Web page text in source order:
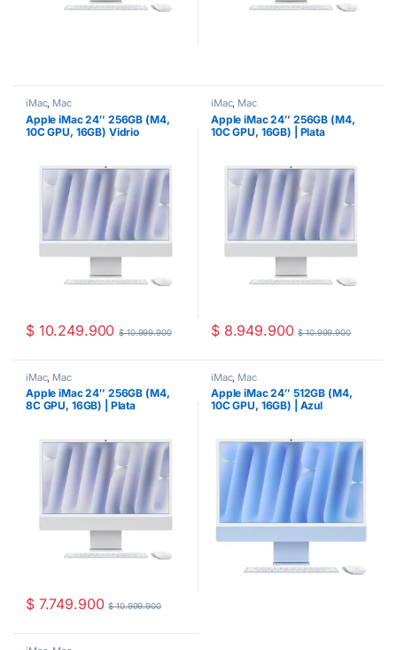
iMac, Mac
Apple iMac 24″ 256GB (M4,
10C GPU, 16GB) Vidrio
$10.249.900 $10.999.900
iMac, Mac
Apple iMac 24″ 256GB (M4,
10C GPU, 16GB) | Plata
$8.949.900 $10.999.900
iMac, Mac
Apple iMac 24″ 256GB (M4,
8C GPU, 16GB) | Plata
$7.749.900 $10.999.900
iMac, Mac
Apple iMac 24″ 512GB (M4,
10C GPU, 16GB) | Azul